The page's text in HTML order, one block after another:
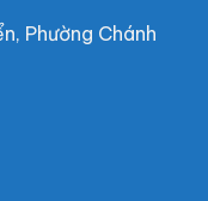
Phường Chánh